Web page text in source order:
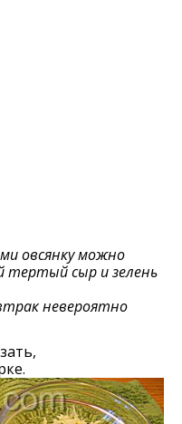
овсянку можно
тертый сыр и зелень
невероятно